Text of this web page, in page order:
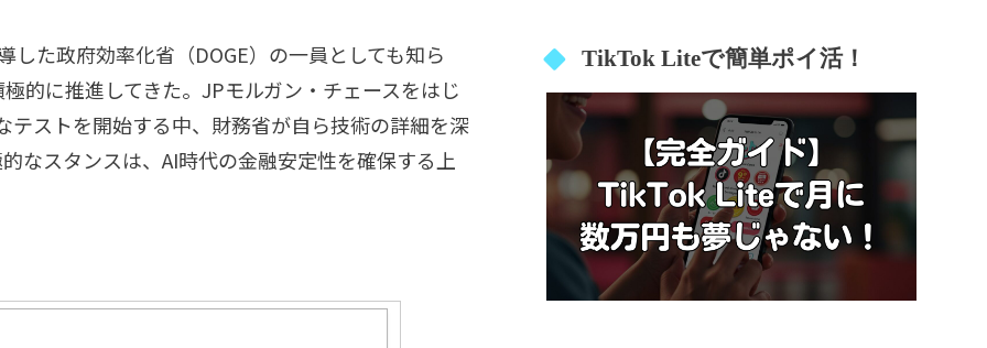
た政府効率化省（DOGE）の一員としても知ら
的に推進してきた。JPモルガン・チェースをはじ
ストを開始する中、財務省が自ら技術の詳細を深
なスタンスは、AI時代の金融安定性を確保する上
TikTok Liteで簡単ポイ活！